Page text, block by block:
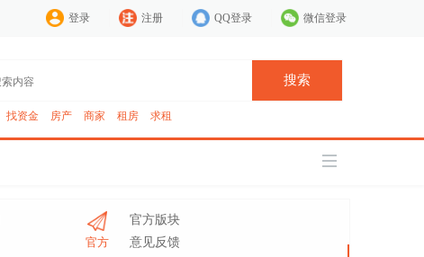
登录 注册 QQ登录 微信登录
搜索
找资金 房产 商家 租房 求租
官方
官方版块
意见反馈